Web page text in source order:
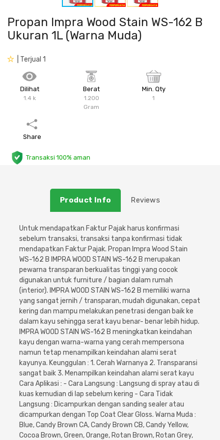
Sanitari & Aksesorisnya
Peralatan & Perkakas
Atap & Lantai
Cat dan Kimia
Saniter
Besi Profil & Plat
Besi Profil & Baja
Pompa dan Pipa
Propan Impra Wood Stain WS-162 B
Ukuran 1L (Warna Muda)
| Terjual 1
Dilihat
1.4 k
Berat
1.200
Gram
Min. Qty
1
Share
Transaksi 100% aman
Product Info Reviews
Untuk mendapatkan Faktur Pajak harus konfirmasi
sebelum transaksi, transaksi tanpa konfirmasi tidak
mendapatkan Faktur Pajak. Propan Impra Wood Stain
WS-162 B IMPRA WOOD STAIN WS-162 B merupakan
pewarna transparan berkualitas tinggi yang cocok
digunakan untuk furniture / bagian dalam rumah
(interior). IMPRA WOOD STAIN WS-162 B memiliki warna
yang sangat jernih / transparan, mudah digunakan, cepat
kering dan mampu melakukan penetrasi dengan baik ke
dalam kayu sehingga serat kayu benar- benar lebih hidup.
IMPRA WOOD STAIN WS-162 B meningkatkan keindahan
kayu dengan warna-warna yang cerah mempersona
namun tetap menampilkan keindahan alami serat
kayunya. Keunggulan : 1. Cerah Warnanya 2. Transparansi
sangat baik 3. Menampilkan keindahan alami serat kayu
Cara Aplikasi : - Cara Langsung : Langsung di spray atau di
kuas kemudian di lap sebelum kering - Cara Tidak
Langsung : Dicampurkan dengan sanding sealer atau
dicampurkan dengan Top Coat Clear Gloss. Warna Muda :
Blue, Candy Brown CA, Candy Brown CB, Candy Yellow,
Cocoa Brown, Green, Orange, Rotan Brown, Rotan Grey,